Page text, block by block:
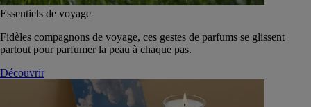
Essentiels de voyage
Fidèles compagnons de voyage, ces gestes de parfums se glissent
partout pour parfumer la peau à chaque pas.
Découvrir